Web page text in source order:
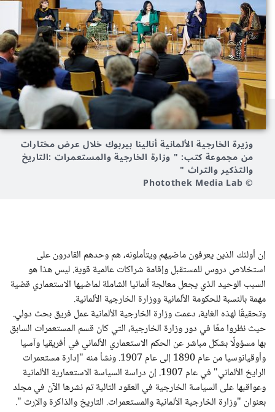
وزيرة الخارجية الألمانية أنالينا بيربوك خلال عرض مختارات
من مجموعة كتب: " وزارة الخارجية والمستعمرات :التاريخ
والتذكير والتراث "
© Photothek Media Lab
إن أولئك الذين يعرفون ماضيهم ويتأملونه، هم وحدهم القادرون على
استخلاص دروس للمستقبل وإقامة شراكات عالمية قوية. ليس هذا هو
السبب الوحيد الذي يجعل معالجة ألمانيا الشاملة لماضيها الاستعماري قضية
مهمة بالنسبة للحكومة الألمانية ووزارة الخارجية الألمانية.
وتحقيقًا لهذه الغاية، دعمت وزارة الخارجية الألمانية عمل فريق بحث دولي.
حيث نظروا معًا في دور وزارة الخارجية، التي كان قسم المستعمرات السابق
بها مسؤولًا بشكل مباشر عن الحكم الاستعماري الألماني في أفريقيا وآسيا
وأوقيانوسيا من عام 1890 إلى عام 1907. ونشأ منه "إدارة مستعمرات
الرايخ الألماني" في عام 1907. إن دراسة السياسة الاستعمارية الألمانية
وعواقبها على السياسة الخارجية في العقود التالية تم نشرها الآن في مجلد
بعنوان "وزارة الخارجية الألمانية والمستعمرات. التاريخ والذاكرة والإرث ".